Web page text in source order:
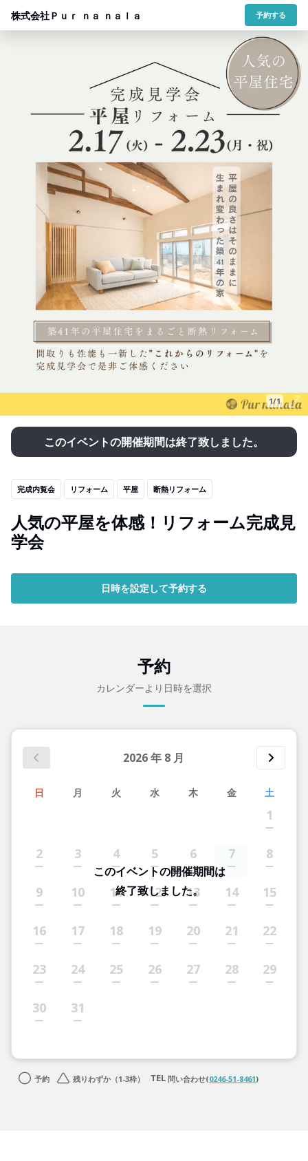
株式会社Ｐｕｒ ｎａ ｎａｌａ 予約する
1/1
このイベントの開催期間は終了致しました。
完成内覧会 リフォーム 平屋 断熱リフォーム
人気の平屋を体感！リフォーム完成見
学会
日時を設定して予約する
予約
カレンダーより日時を選択
2026年 8 月
日 月 火 水 木 金 土
1
2 3 4 5 6 7 8
9 10 11 12 13 14 15
16 17 18 19 20 21 22
23 24 25 26 27 28 29
30 31
このイベントの開催期間は
終了致しました。
予約 残りわずか（1-3枠） 問い合わせ(0246-51-8461)